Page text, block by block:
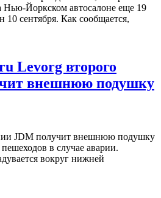
Нью-Йоркском автосалоне еще 19
10 сентября. Как сообщается,
Levorg второго
внешнюю подушку
JDM получит внешнюю подушку
в случае аварии.
вокруг нижней